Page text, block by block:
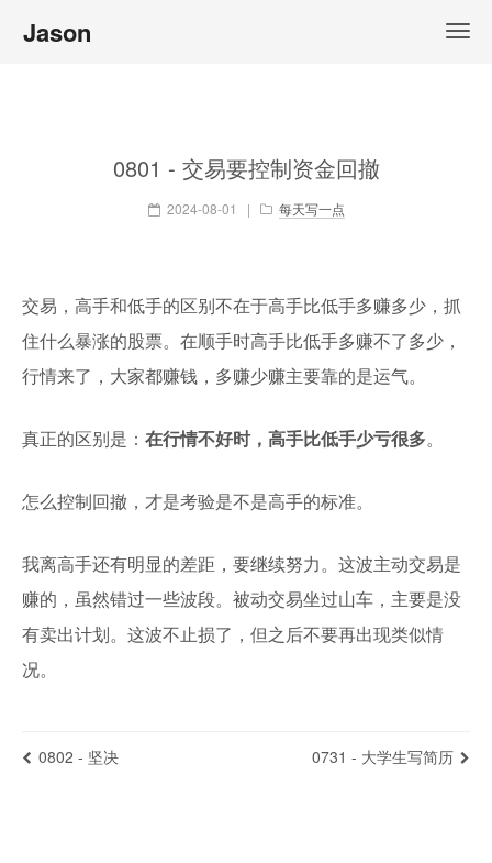
Jason
0801 - 交易要控制资金回撤
2024-08-01 | 每天写一点
交易，高手和低手的区别不在于高手比低手多赚多少，抓
住什么暴涨的股票。在顺手时高手比低手多赚不了多少，
行情来了，大家都赚钱，多赚少赚主要靠的是运气。
真正的区别是： 在行情不好时，高手比低手少亏很多。
怎么控制回撤，才是考验是不是高手的标准。
我离高手还有明显的差距，要继续努力。这波主动交易是
赚的，虽然错过一些波段。被动交易坐过山车，主要是没
有卖出计划。这波不止损了，但之后不要再出现类似情
况。
0802 - 坚决 0731 - 大学生写简历